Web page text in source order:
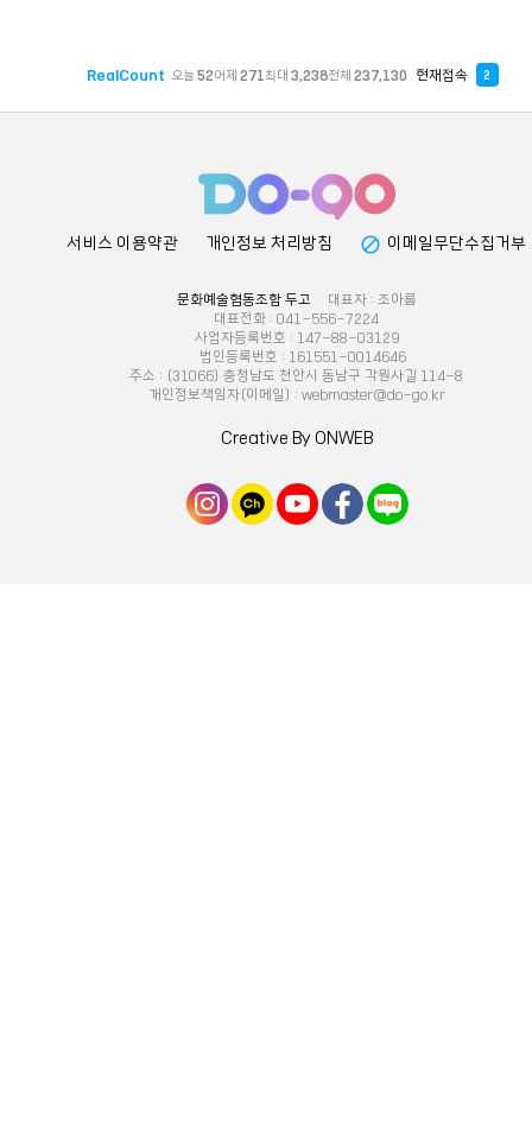
RealCount 오늘52어제271최대3,238전체237,130 현재접속 2
서비스 이용약관 개인정보 처리방침 block 이메일무단수집거부
문화예술협동조합 두고 대표자 : 조아름
대표전화 : 041-556-7224
사업자등록번호 : 147-88-03129
법인등록번호 : 161551-0014646
주소 : (31066) 충청남도 천안시 동남구 각원사길 114-8
개인정보책임자(이메일) : webmaster@do-go.kr
Creative By ONWEB